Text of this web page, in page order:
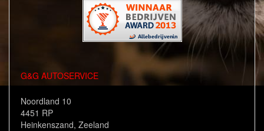
G&G AUTOSERVICE
Noordland 10
4451 RP
Heinkenszand, Zeeland